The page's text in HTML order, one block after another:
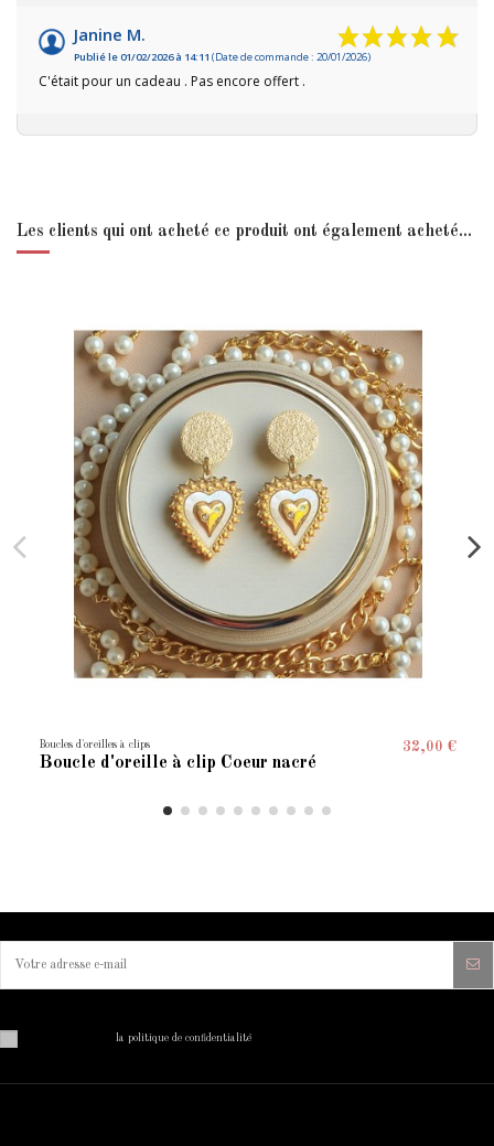
Janine M.
Publié le 01/02/2026 à 14:11 (Date de commande : 20/01/2026)
C'était pour un cadeau . Pas encore offert .
Les clients qui ont acheté ce produit ont également acheté...
Boucles d'oreilles à clips
Boucle d'oreille à clip Coeur nacré
32,00 €
la politique de confidentialité